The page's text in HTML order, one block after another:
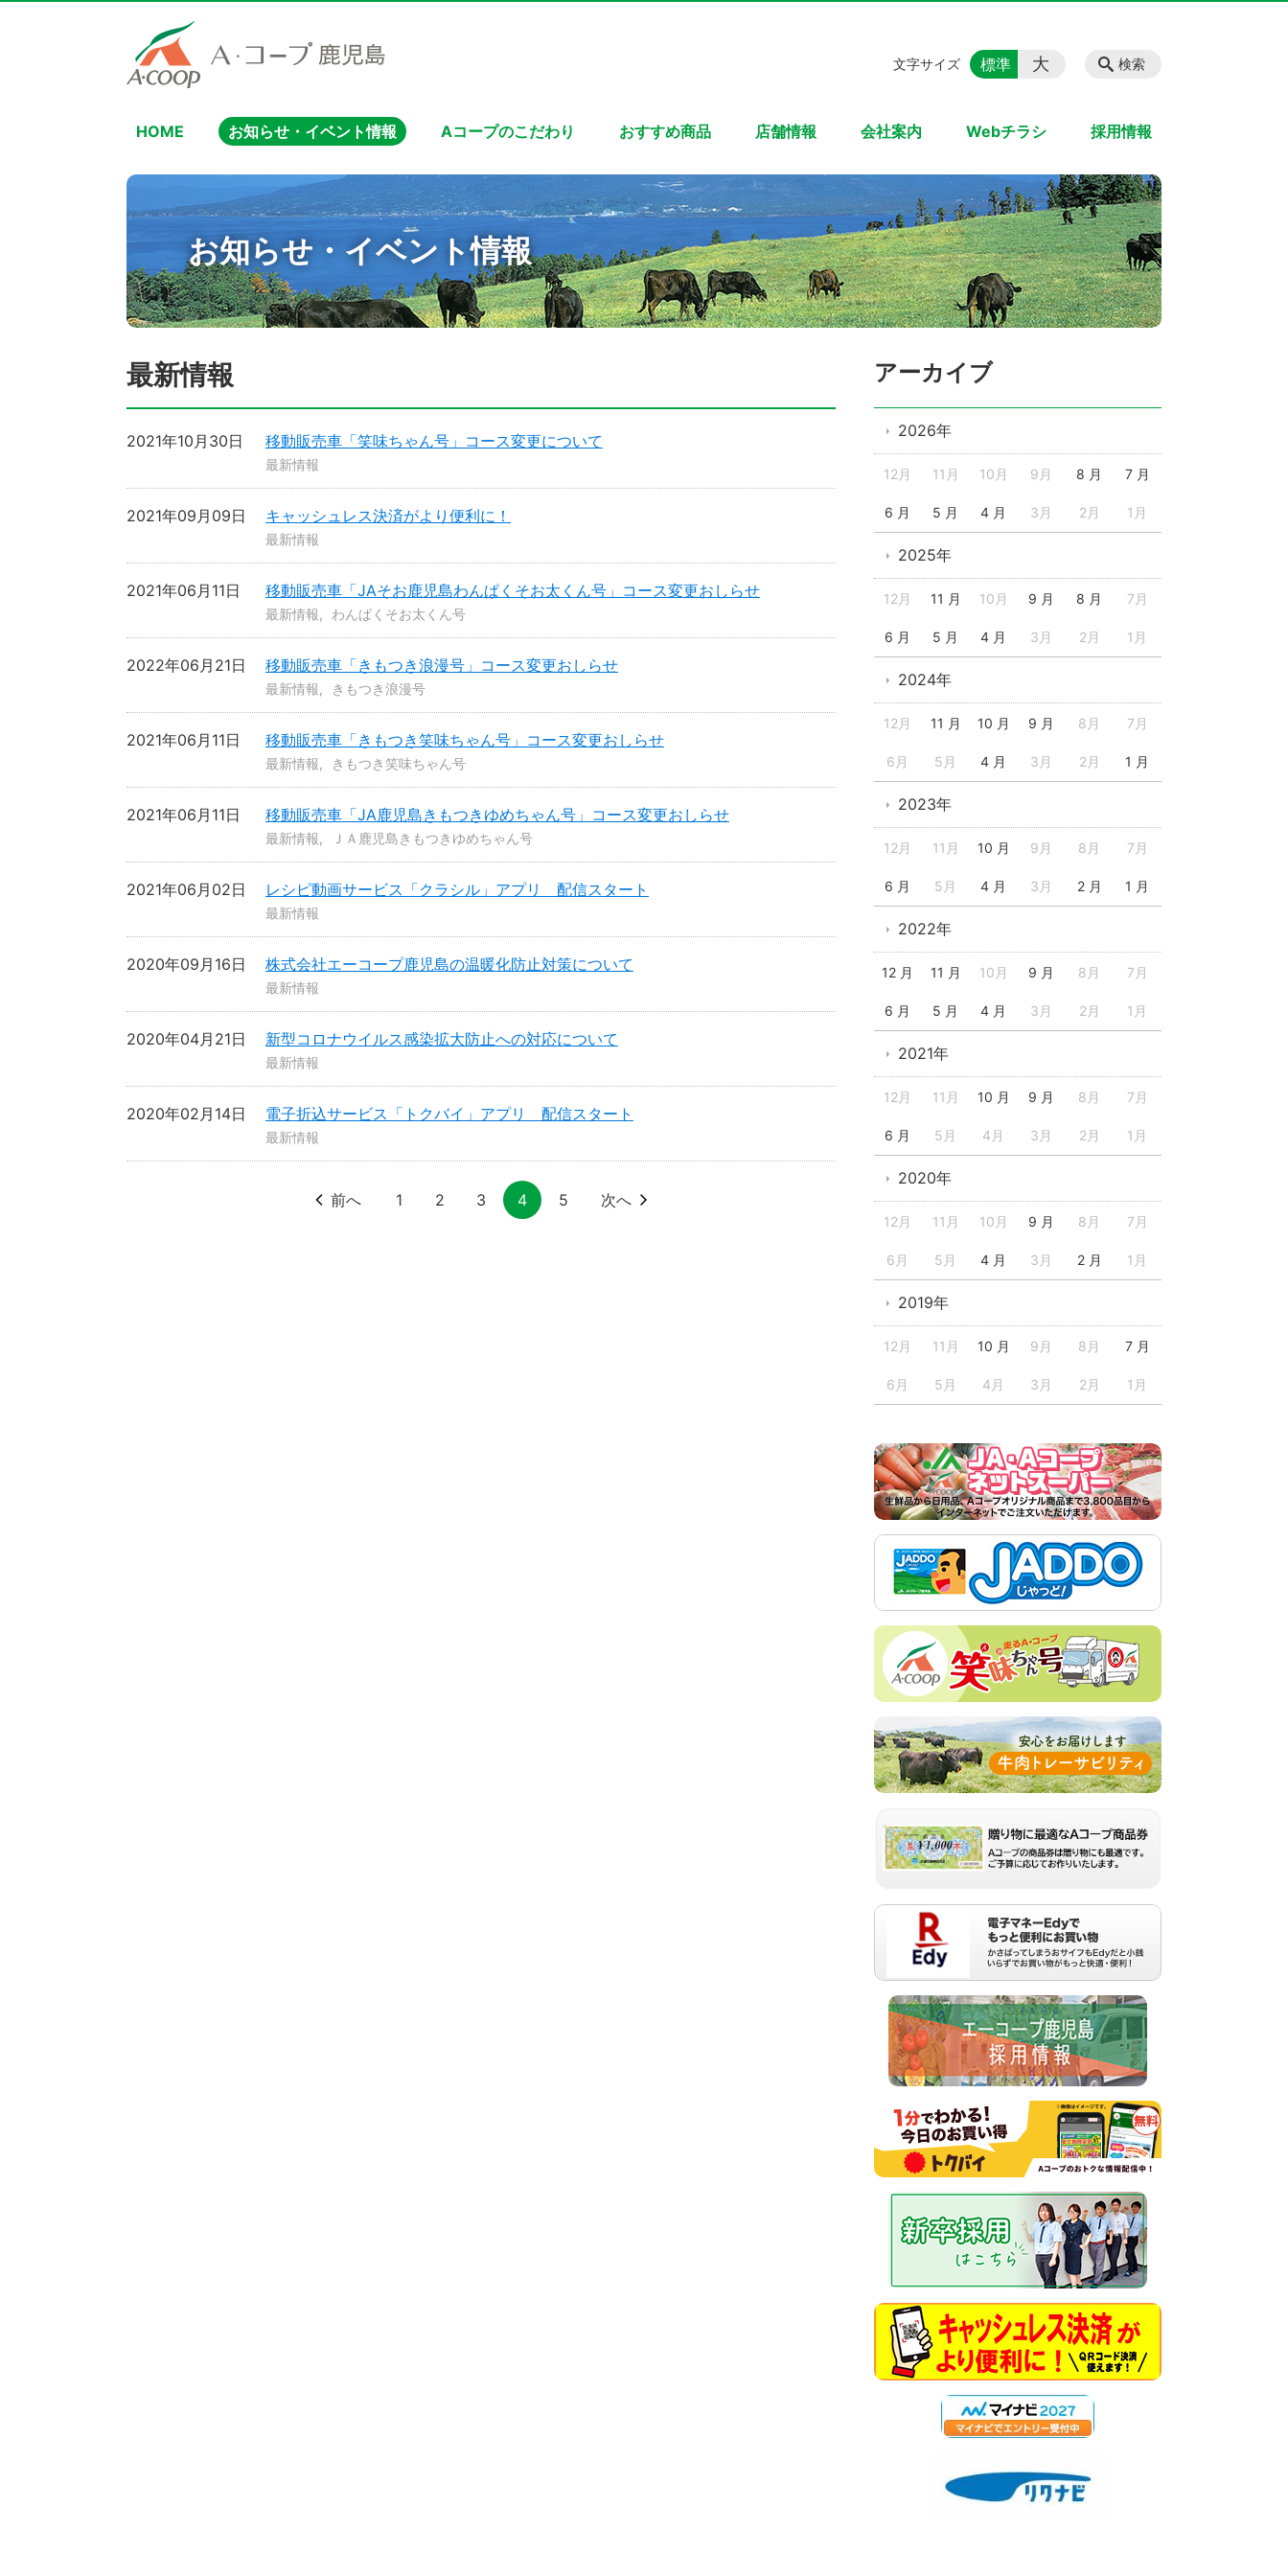
HOME お知らせ・イベント情報 Aコープのこだわり おすすめ商品 店舗情報 会社案内 Webチラシ 採用情報
検索
文字サイズ 標準 大
お知らせ・イベント情報
最新情報
移動販売車「笑味ちゃん号」コース変更について
2021年10月30日
最新情報
キャッシュレス決済がより便利に！
2021年09月09日
最新情報
移動販売車「JAそお鹿児島わんぱくそお太くん号」コース変更おしらせ
2021年06月11日
最新情報 わんぱくそお太くん号
移動販売車「きもつき浪漫号」コース変更おしらせ
2022年06月21日
最新情報 きもつき浪漫号
移動販売車「きもつき笑味ちゃん号」コース変更おしらせ
2021年06月11日
最新情報 きもつき笑味ちゃん号
移動販売車「JA鹿児島きもつきゆめちゃん号」コース変更おしらせ
2021年06月11日
最新情報 ＪＡ鹿児島きもつきゆめちゃん号
レシピ動画サービス「クラシル」アプリ 配信スタート
2021年06月02日
最新情報
株式会社エーコープ鹿児島の温暖化防止対策について
2020年09月16日
最新情報
新型コロナウイルス感染拡大防止への対応について
2020年04月21日
最新情報
電子折込サービス「トクバイ」アプリ 配信スタート
2020年02月14日
最新情報
前へ 1 2 3 4 5 次へ
アーカイブ
2026年
12月 11月 10月 9月 8 月 7 月
6 月 5 月 4 月 3月 2月 1月
2025年
12月 11 月 10月 9 月 8 月 7月
6 月 5 月 4 月 3月 2月 1月
2024年
12月 11 月 10 月 9 月 8月 7月
6月 5月 4 月 3月 2月 1 月
2023年
12月 11月 10 月 9月 8月 7月
6 月 5月 4 月 3月 2 月 1 月
2022年
12 月 11 月 10月 9 月 8月 7月
6 月 5 月 4 月 3月 2月 1月
2021年
12月 11月 10 月 9 月 8月 7月
6 月 5月 4月 3月 2月 1月
2020年
12月 11月 10月 9 月 8月 7月
6月 5月 4 月 3月 2 月 1月
2019年
12月 11月 10 月 9月 8月 7 月
6月 5月 4月 3月 2月 1月